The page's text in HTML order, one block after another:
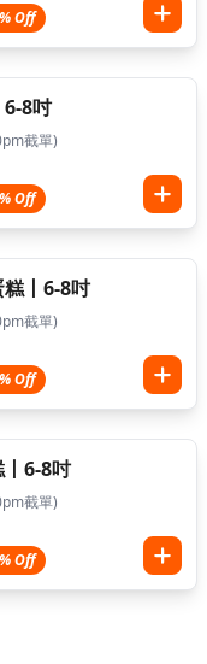
Off
8吋
截單)
Off
丨6-8吋
截單)
Off
6-8吋
截單)
Off